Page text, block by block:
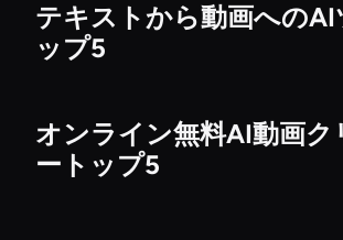
テキストから動画へのAI
ップ5
オンライン無料AI動画ク
ートップ5